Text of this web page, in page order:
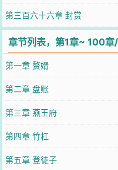
第三百六十六章 封赏
章节列表，第1章~ 100
第一章 赘婿
第二章 盘账
第三章 燕王府
第四章 竹杠
第五章 登徒子